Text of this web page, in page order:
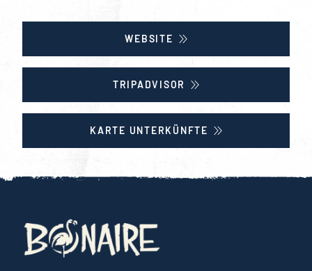
WEBSITE
TRIPADVISOR
KARTE UNTERKÜNFTE